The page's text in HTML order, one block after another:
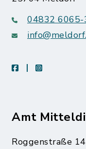
04832 6065-
facebookinstagram
Amt
Roggenstraße 14